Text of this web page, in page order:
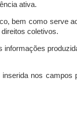
ativa.
bem como serve
coletivos.
informações
nos campos